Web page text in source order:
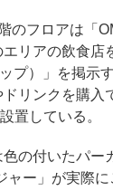
のフロアは「
リアの飲食店
プ）」を掲示
リンクを購入
置している。
の付いたパー
ャー」が実際